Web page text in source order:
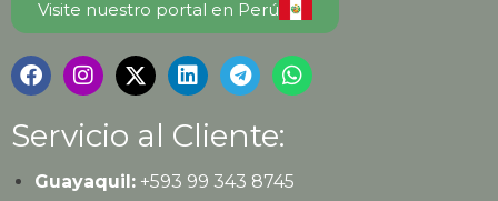
Visite nuestro portal en Perú
Servicio al Cliente:
Guayaquil:+593 99 343 8745